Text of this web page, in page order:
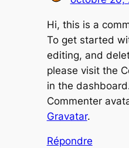
Hi, this is a
To get started
editing, and
please visit the
in the
Commenter
Gravatar.
Répondre